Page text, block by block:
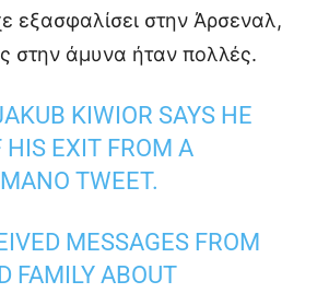
εξασφαλίσει στην Άρσεναλ,
στην άμυνα ήταν πολλές.
KIWIOR SAYS HE
HIS EXIT FROM A
TWEET.
MESSAGES FROM
FAMILY ABOUT